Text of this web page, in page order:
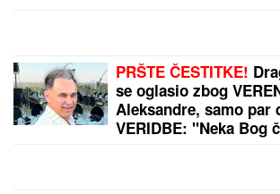
PRŠTE ČESTITKE!
se oglasio zbog
Aleksandre, samo par
VERIDBE: "Neka Bog